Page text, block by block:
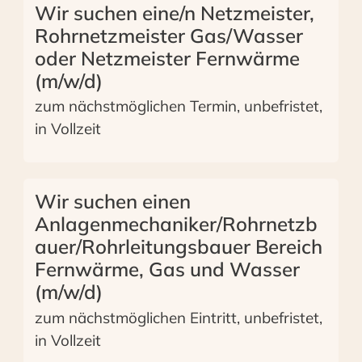
Wir suchen eine/n Netzmeister,
Rohrnetzmeister Gas/Wasser
oder Netzmeister Fernwärme
(m/w/d)
zum nächstmöglichen Termin, unbefristet,
in Vollzeit
Wir suchen einen
Anlagenmechaniker/Rohrnetzb
auer/Rohrleitungsbauer Bereich
Fernwärme, Gas und Wasser
(m/w/d)
zum nächstmöglichen Eintritt, unbefristet,
in Vollzeit